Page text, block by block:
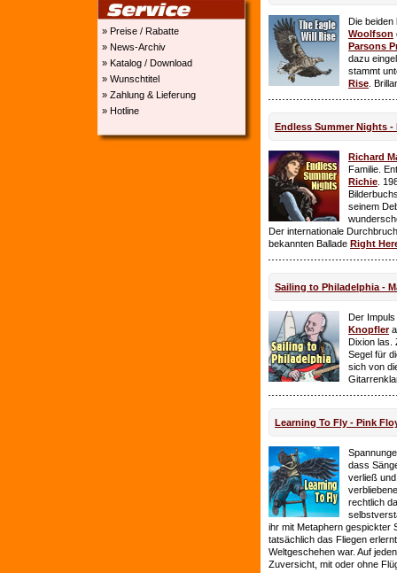
» Preise / Rabatte
» News-Archiv
» Katalog / Download
» Wunschtitel
» Zahlung & Lieferung
» Hotline
Die beiden
Woolfson
Parsons
dazu
stammt
Rise .
Endless Summer Nights -
Richard
Familie.
Richie .
seinem
Der internationale
bekannten Ballade Right
Sailing to Philadelphia -
Der
Knopfler
Dixion las.
Segel für
sich von
Learning To Fly - Pink
dass
verließ
rechtlich
ihr mit Metaphern gespickter
tatsächlich das Fliegen
Weltgeschehen war. Auf
Zuversicht, mit oder ohne